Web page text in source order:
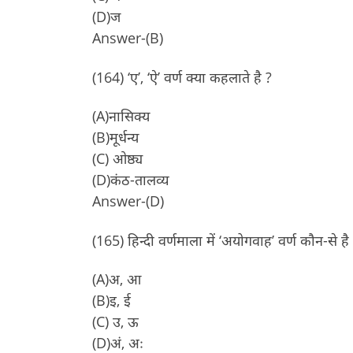
(D)ज
Answer-(B)
(164) ‘ए’, ‘ऐ’ वर्ण क्या कहलाते है ?
(A)नासिक्य
(B)मूर्धन्य
(C) ओष्ठ्य
(D)कंठ-तालव्य
Answer-(D)
(165) हिन्दी वर्णमाला में ‘अयोगवाह’ वर्ण कौन-से है
(A)अ, आ
(B)इ, ई
(C) उ, ऊ
(D)अं, अः